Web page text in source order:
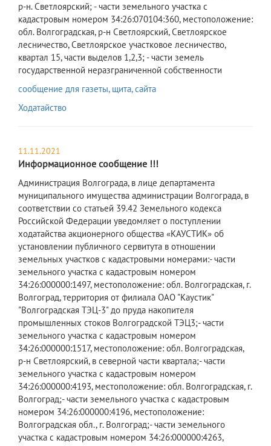
р-н. Светлоярский; - части земельного участка с
кадастровым номером 34:26:070104:360, местоположение:
обл. Волгоградская, р-н Светлоярский, Светлоярское
лесничество, Светлоярское участковое лесничество,
квартал 15, части выделов 1,2,3; - части земель
государственной неразграниченной собственности
сообщение для газеты, щита, сайта
Ходатайство
11.11.2021
Информационное сообщение !!!
​Администрация Волгограда, в лице департамента
муниципального имущества администрации Волгограда, в
соответствии со статьей 39.42 Земельного кодекса
Российской Федерации уведомляет о поступлении
ходатайства акционерного общества «КАУСТИК» об
установлении публичного сервитута в отношении
земельных участков с кадастровыми номерами:- части
земельного участка с кадастровым номером
34:26:000000:1497, местоположение: обл. Волгоградская, г.
Волгоград, территория от филиала ОАО "Каустик"
"Волгоградская ТЭЦ-3" до пруда накопителя
промышленных стоков Волгоградской ТЭЦ3;- части
земельного участка с кадастровым номером
34:26:000000:1517, местоположение: обл. Волгоградская,
р-н Светлоярский, в северной части квартала;- части
земельного участка с кадастровым номером
34:26:000000:4193, местоположение: обл. Волгоградская, г.
Волгоград;- части земельного участка с кадастровым
номером 34:26:000000:4196, местоположение:
Волгоградская обл., г. Волгоград;- части земельного
участка с кадастровым номером 34:26:000000:4263,